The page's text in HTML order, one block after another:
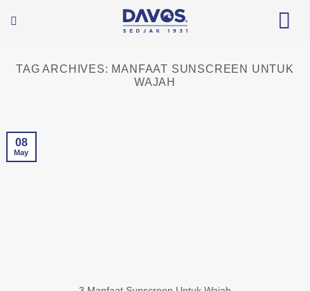
TAG ARCHIVES: MANFAAT SUNSCREEN UNTUK
WAJAH
08
May